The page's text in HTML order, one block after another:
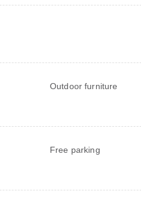
Outdoor furniture
Free parking